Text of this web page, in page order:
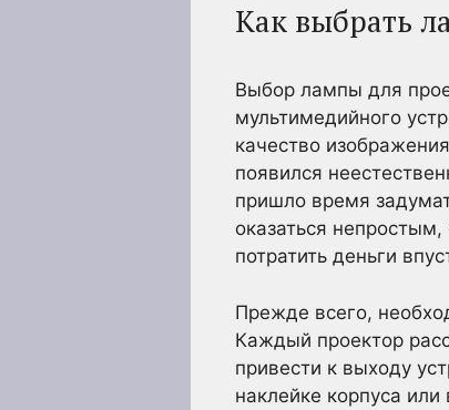
Как выбрать
Выбор лампы для
мультимедийного
качество
появился
пришло время
оказаться
потратить деньги
Прежде всего,
Каждый проектор
привести к выходу
наклейке корпуса